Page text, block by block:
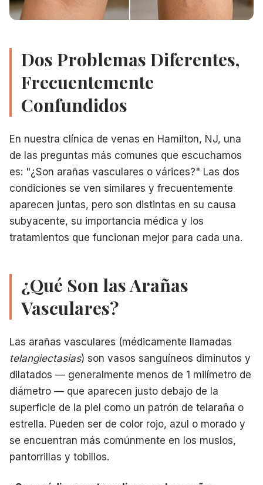
Dos Problemas Diferentes,
Frecuentemente
Confundidos
En nuestra clínica de venas en Hamilton, NJ, una
de las preguntas más comunes que escuchamos
es: "¿Son arañas vasculares o várices?" Las dos
condiciones se ven similares y frecuentemente
aparecen juntas, pero son distintas en su causa
subyacente, su importancia médica y los
tratamientos que funcionan mejor para cada una.
¿Qué Son las Arañas
Vasculares?
Las arañas vasculares (médicamente llamadas
telangiectasias) son vasos sanguíneos diminutos y
dilatados — generalmente menos de 1 milímetro de
diámetro — que aparecen justo debajo de la
superficie de la piel como un patrón de telaraña o
estrella. Pueden ser de color rojo, azul o morado y
se encuentran más comúnmente en los muslos,
pantorrillas y tobillos.